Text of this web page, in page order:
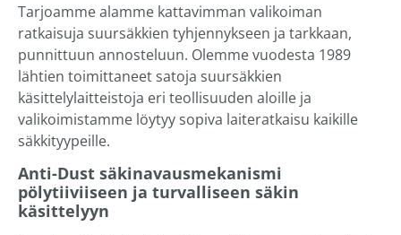
Tarjoamme alamme kattavimman valikoiman
ratkaisuja suursäkkien tyhjennykseen ja tarkkaan,
punnittuun annosteluun. Olemme vuodesta 1989
lähtien toimittaneet satoja suursäkkien
käsittelylaitteistoja eri teollisuuden aloille ja
valikoimistamme löytyy sopiva laiteratkaisu kaikille
säkkityypeille.
Anti-Dust säkinavausmekanismi
pölytiiviiseen ja turvalliseen säkin
käsittelyyn